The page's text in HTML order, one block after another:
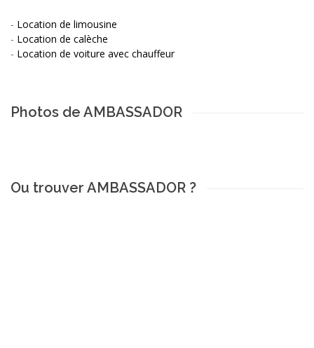
- Location de limousine
- Location de calèche
- Location de voiture avec chauffeur
Photos de AMBASSADOR
Ou trouver AMBASSADOR ?